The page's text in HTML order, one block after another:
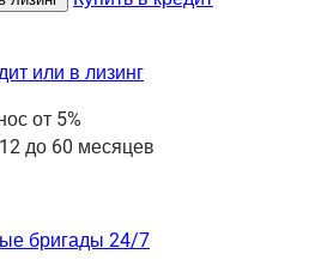
или в лизинг
от 5%
до 60 месяцев
бригады 24/7